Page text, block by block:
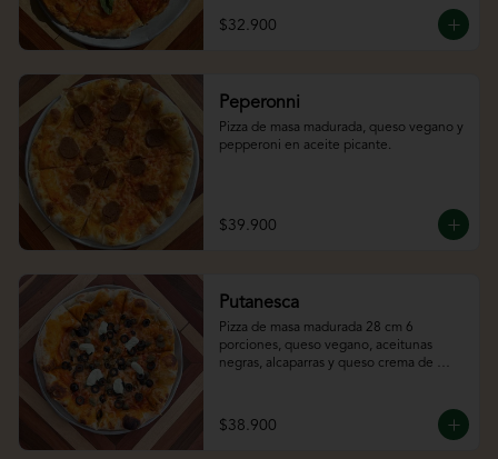
$32.900
Peperonni
Pizza de masa madurada, queso vegano y
pepperoni en aceite picante.
$39.900
Putanesca
Pizza de masa madurada 28 cm 6
porciones, queso vegano, aceitunas
negras, alcaparras y queso crema de
$38.900